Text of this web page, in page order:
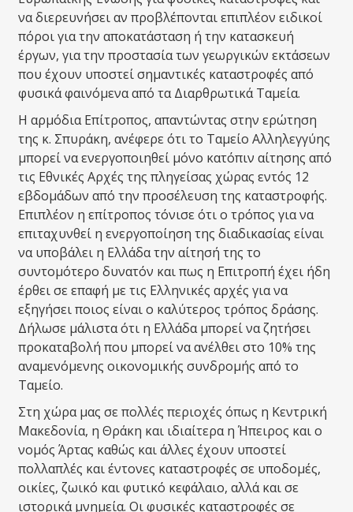
να διερευνήσει αν προβλέπονται επιπλέον ειδικοί
πόροι για την αποκατάσταση ή την κατασκευή
έργων, για την προστασία των γεωργικών εκτάσεων
που έχουν υποστεί σημαντικές καταστροφές από
φυσικά φαινόμενα από τα Διαρθρωτικά Ταμεία.
Η αρμόδια Επίτροπος, απαντώντας στην ερώτηση
της κ. Σπυράκη, ανέφερε ότι το Ταμείο Αλληλεγγύης
μπορεί να ενεργοποιηθεί μόνο κατόπιν αίτησης από
τις Εθνικές Αρχές της πληγείσας χώρας εντός 12
εβδομάδων από την προσέλευση της καταστροφής.
Επιπλέον η επίτροπος τόνισε ότι ο τρόπος για να
επιταχυνθεί η ενεργοποίηση της διαδικασίας είναι
να υποβάλει η Ελλάδα την αίτησή της το
συντομότερο δυνατόν και πως η Επιτροπή έχει ήδη
έρθει σε επαφή με τις Ελληνικές αρχές για να
εξηγήσει ποιος είναι ο καλύτερος τρόπος δράσης.
Δήλωσε μάλιστα ότι η Ελλάδα μπορεί να ζητήσει
προκαταβολή που μπορεί να ανέλθει στο 10% της
αναμενόμενης οικονομικής συνδρομής από το
Ταμείο.
Στη χώρα μας σε πολλές περιοχές όπως η Κεντρική
Μακεδονία, η Θράκη και ιδιαίτερα η Ήπειρος και ο
νομός Άρτας καθώς και άλλες έχουν υποστεί
πολλαπλές και έντονες καταστροφές σε υποδομές,
οικίες, ζωικό και φυτικό κεφάλαιο, αλλά και σε
ιστορικά μνημεία. Οι φυσικές καταστροφές σε